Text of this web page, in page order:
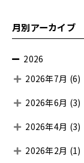
月別アーカイブ
2026
2026年7月 (6)
2026年6月 (3)
2026年4月 (3)
2026年2月 (1)